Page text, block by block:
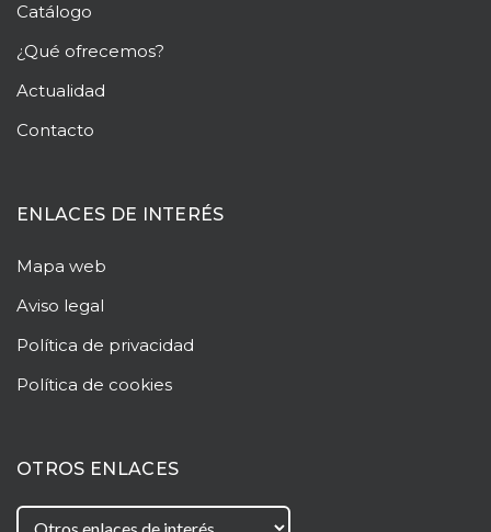
Catálogo
¿Qué ofrecemos?
Actualidad
Contacto
ENLACES DE INTERÉS
Mapa web
Aviso legal
Política de privacidad
Política de cookies
OTROS ENLACES